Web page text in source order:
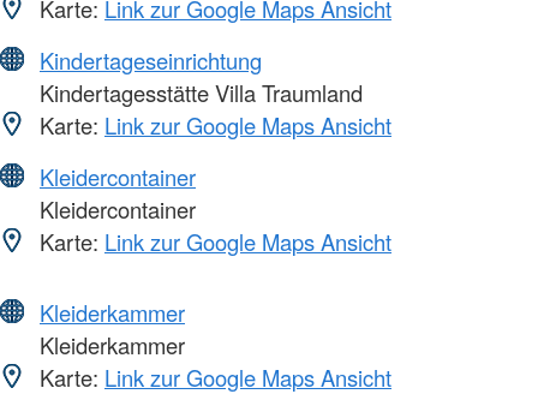
Karte: Link zur Google Maps Ansicht
Kindertageseinrichtung
Kindertagesstätte Villa Traumland
Karte: Link zur Google Maps Ansicht
Kleidercontainer
Kleidercontainer
Karte: Link zur Google Maps Ansicht
Kleiderkammer
Kleiderkammer
Karte: Link zur Google Maps Ansicht